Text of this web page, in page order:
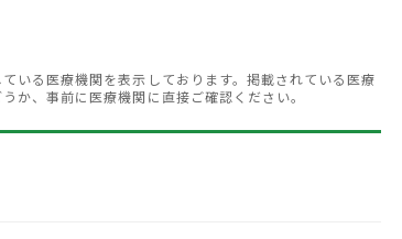
いる医療機関を表示しております。掲載されている医療
か、事前に医療機関に直接ご確認ください。